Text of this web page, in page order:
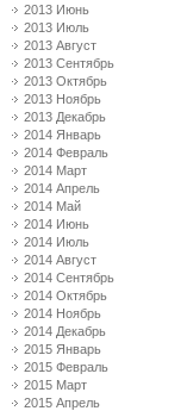
2013 Июнь
2013 Июль
2013 Август
2013 Сентябрь
2013 Октябрь
2013 Ноябрь
2013 Декабрь
2014 Январь
2014 Февраль
2014 Март
2014 Апрель
2014 Май
2014 Июнь
2014 Июль
2014 Август
2014 Сентябрь
2014 Октябрь
2014 Ноябрь
2014 Декабрь
2015 Январь
2015 Февраль
2015 Март
2015 Апрель